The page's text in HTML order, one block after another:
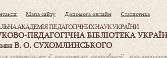
Мапа сайту Допомога онлайн Статистика
АКАДЕМІЯ ПЕДАГОГІЧНИХ НАУК УКРАЇНИ
ПЕДАГОГІЧНА БІБЛІОТЕКА
В. О. СУХОМЛИНСЬКОГО